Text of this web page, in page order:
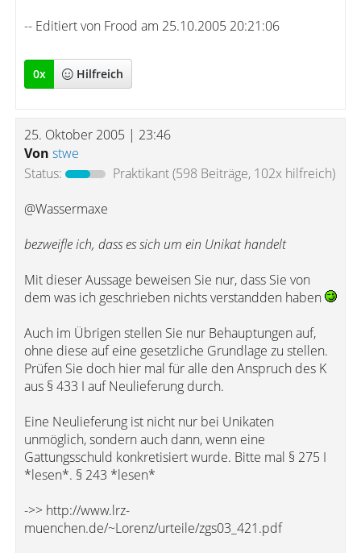
-- Editiert von Frood am 25.10.2005 20:21:06
0x Hilfreich
25. Oktober 2005 | 23:46
Von stwe
Status:
Praktikant(598 Beiträge, 102x hilfreich)
@Wassermaxe
bezweifle ich, dass es sich um ein Unikat handelt
Mit dieser Aussage beweisen Sie nur, dass Sie von
dem was ich geschrieben nichts verstandden haben
Auch im Übrigen stellen Sie nur Behauptungen auf,
ohne diese auf eine gesetzliche Grundlage zu stellen.
Prüfen Sie doch hier mal für alle den Anspruch des K
aus § 433 I auf Neulieferung durch.
Eine Neulieferung ist nicht nur bei Unikaten
unmöglich, sondern auch dann, wenn eine
Gattungsschuld konkretisiert wurde. Bitte mal § 275 I
*lesen*. § 243 *lesen*
->> http://www.lrz-
muenchen.de/~Lorenz/urteile/zgs03_421.pdf